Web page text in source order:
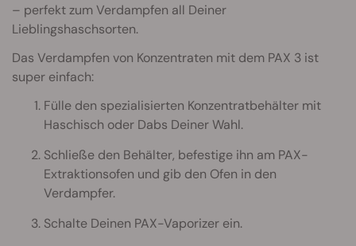
– perfekt zum Verdampfen all Deiner
Lieblingshaschsorten.
Das Verdampfen von Konzentraten mit dem PAX 3 ist
super einfach:
Fülle den spezialisierten Konzentratbehälter mit
Haschisch oder Dabs Deiner Wahl.
Schließe den Behälter, befestige ihn am PAX-
Extraktionsofen und gib den Ofen in den
Verdampfer.
Schalte Deinen PAX-Vaporizer ein.